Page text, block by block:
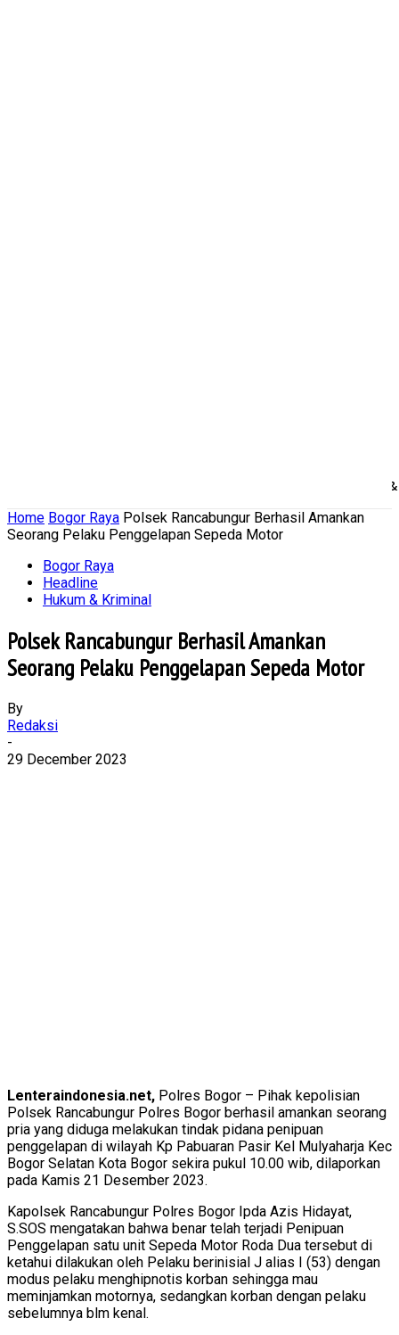
Politik
Home Bogor Raya Polsek Rancabungur Berhasil Amankan
Seorang Pelaku Penggelapan Sepeda Motor
Bogor Raya
Headline
Hukum & Kriminal
Polsek Rancabungur Berhasil Amankan
Seorang Pelaku Penggelapan Sepeda Motor
By
Redaksi
-
29 December 2023
Lenteraindonesia.net, Polres Bogor – Pihak kepolisian
Polsek Rancabungur Polres Bogor berhasil amankan seorang
pria yang diduga melakukan tindak pidana penipuan
penggelapan di wilayah Kp Pabuaran Pasir Kel Mulyaharja Kec
Bogor Selatan Kota Bogor sekira pukul 10.00 wib, dilaporkan
pada Kamis 21 Desember 2023.
Kapolsek Rancabungur Polres Bogor Ipda Azis Hidayat,
S.SOS mengatakan bahwa benar telah terjadi Penipuan
Penggelapan satu unit Sepeda Motor Roda Dua tersebut di
ketahui dilakukan oleh Pelaku berinisial J alias I (53) dengan
modus pelaku menghipnotis korban sehingga mau
meminjamkan motornya, sedangkan korban dengan pelaku
sebelumnya blm kenal.